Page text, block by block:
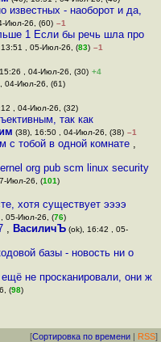
известных - наоборот и да,
Июл-26, (60) –1
1 Если бы речь шла про
13:51 , 05-Июл-26, (83) –1
, 04-Июл-26, (30) +4
04-Июл-26, (61)
, 04-Июл-26, (32)
так как
(38), 16:50 , 04-Июл-26, (38) –1
с тобой в одной комнате ,
org pub scm linux security
Июл-26, (101)
хотя существует ээээ
05-Июл-26, (76)
, ВасиличЪ (ok), 16:42 , 05-
базы - новость ни о
не просканировали, они ж
(98)
[Сортировка по времени | RSS]